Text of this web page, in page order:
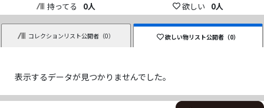
持ってる 0人 欲しい 0人
コレクションリスト公開者（0） 欲しい物リスト公開者（0）
表示するデータが見つかりませんでした。